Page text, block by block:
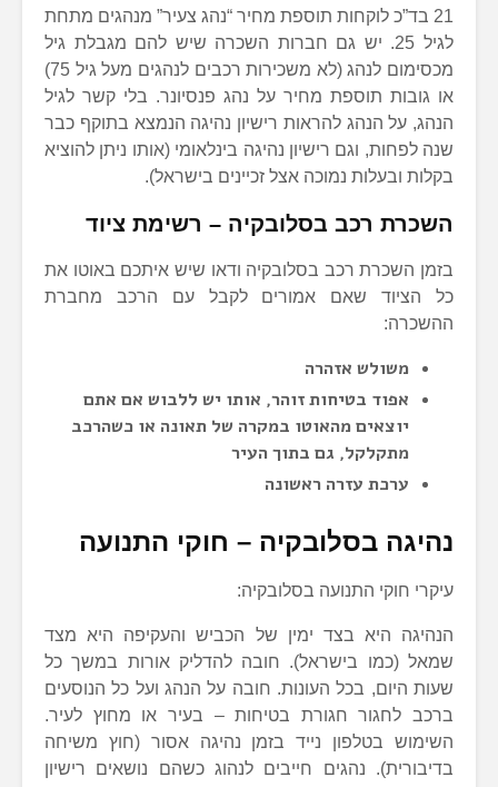
21 בד”כ לוקחות תוספת מחיר “נהג צעיר” מנהגים מתחת
לגיל 25. יש גם חברות השכרה שיש להם מגבלת גיל
מכסימום לנהג (לא משכירות רכבים לנהגים מעל גיל 75)
או גובות תוספת מחיר על נהג פנסיונר. בלי קשר לגיל
הנהג, על הנהג להראות רישיון נהיגה הנמצא בתוקף כבר
שנה לפחות, וגם רישיון נהיגה בינלאומי (אותו ניתן להוציא
בקלות ובעלות נמוכה אצל זכיינים בישראל).
השכרת רכב בסלובקיה – רשימת ציוד
בזמן השכרת רכב בסלובקיה ודאו שיש איתכם באוטו את
כל הציוד שאם אמורים לקבל עם הרכב מחברת
ההשכרה:
משולש אזהרה
אפוד בטיחות זוהר, אותו יש ללבוש אם אתם
יוצאים מהאוטו במקרה של תאונה או כשהרכב
מתקלקל, גם בתוך העיר
ערכת עזרה ראשונה
נהיגה בסלובקיה – חוקי התנועה
עיקרי חוקי התנועה בסלובקיה:
הנהיגה היא בצד ימין של הכביש והעקיפה היא מצד
שמאל (כמו בישראל). חובה להדליק אורות במשך כל
שעות היום, בכל העונות. חובה על הנהג ועל כל הנוסעים
ברכב לחגור חגורת בטיחות – בעיר או מחוץ לעיר.
השימוש בטלפון נייד בזמן נהיגה אסור (חוץ משיחה
בדיבורית). נהגים חייבים לנהוג כשהם נושאים רישיון